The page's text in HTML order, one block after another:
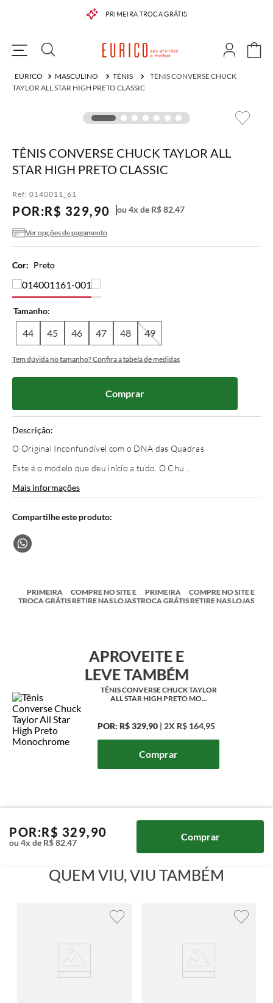
PRIMEIRA TROCA GRÁTIS
MASCULINO TÊNIS
TÊNIS CONVERSE CHUCK
TAYLOR ALL STAR HIGH PRETO CLASSIC
TÊNIS CONVERSE CHUCK TAYLOR ALL
STAR HIGH PRETO CLASSIC
Ref: 0140011_61
POR:R$ 329,90 ou 4x de R$ 82,47
Ver opções de pagamento
Cor: Preto
Tamanho
44 45 46 47 48 49
Tem dúvida no tamanho? Confira a tabela de medidas
Comprar
Descrição:
O Original Inconfundível com o DNA das Quadras
Este é o modelo que deu início a tudo. O Chu...
Mais informações
PRIMEIRA
TROCA GRÁTIS
COMPRE NO SITE E
RETIRE NAS LOJAS
PRIMEIRA
TROCA GRÁTIS
COMPRE NO SITE E
RETIRE NAS LOJAS
APROVEITE E
LEVE TAMBÉM
TÊNIS CONVERSE CHUCK TAYLOR
ALL STAR HIGH PRETO MO...
POR: R$ 329,90 2X R$ 164,95
Comprar
POR:R$ 329,90
ou 4x de R$82,47
Comprar
QUEM VIU, VIU TAMBÉM